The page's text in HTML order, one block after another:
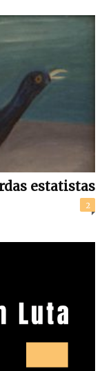
estatistas
2